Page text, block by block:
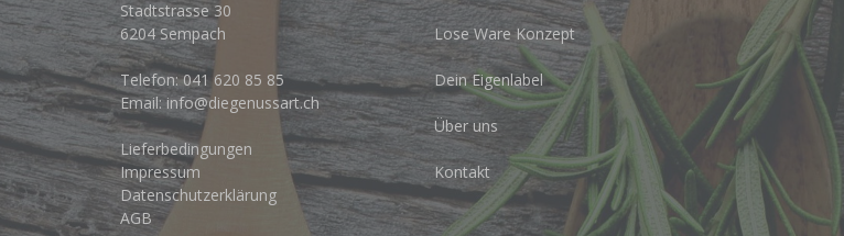
Stadtstrasse 30
6204 Sempach
Telefon:041 620 85 85
Email: info@diegenussart.ch
Lieferbedingungen
Impressum
Datenschutzerklärung
AGB
Lose Ware Konzept
Dein Eigenlabel
Über uns
Kontakt